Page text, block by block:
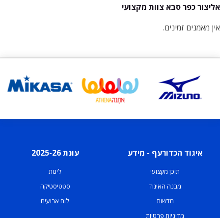
אליצור כפר סבא צוות מקצועי
אין מאמנים זמינים.
איגוד הכדורעף - מידע
תוכן מקצועי
מבנה האיגוד
חדשות
מדיניות פרטיות
עונת 2025-26
ליגות
סטטיסטיקה
לוח ארועים